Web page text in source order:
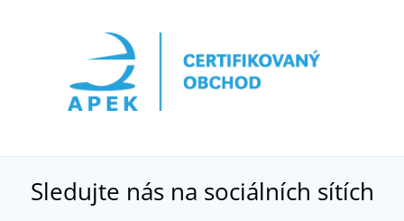
Sledujte nás na sociálních sítích